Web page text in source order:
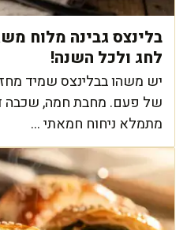
לחג ולכל השנה!
יש משהו בבלינצס שמיד
של פעם. מחבת חמה, שכבה
מתמלא ניחוח חמאתי ...